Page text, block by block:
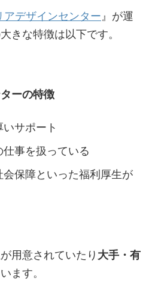
アデザインセンター』が運
きな特徴は以下です。
ーの特徴
サポート
事を扱っている
保障といった福利厚生が
用意されていたり 大手・有
ます。